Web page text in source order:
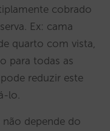
cobrado
Ex: cama
quarto com vista,
para todas as
reduzir este
lo.
não depende do